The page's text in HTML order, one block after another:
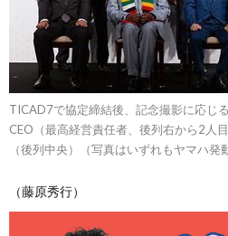
TICAD7で協定締結後、記念撮影に応じ
CEO（最高経営責任者、後列右から2人
（後列中央）（写真はいずれもヤマハ発
（藤原秀行）